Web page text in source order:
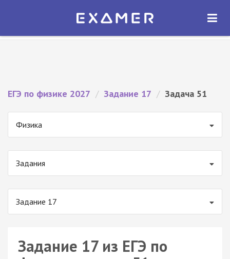
Экзамер — ЕГЭ 2027
ОТКРЫТЬ
ЕГЭ по физике 2027 / Задание 17 / Задача 51
Физика
Задания
Задание 17
Задание 17 из ЕГЭ по